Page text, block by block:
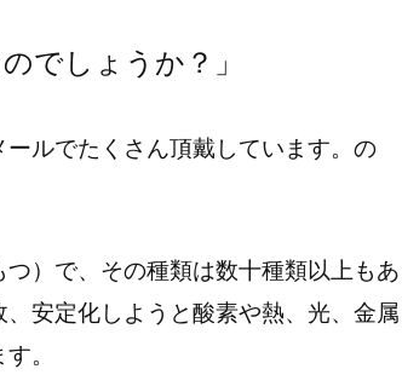
でしょうか？」
ルでたくさん頂戴しています。の
）で、その種類は数十種類以上もあ
安定化しようと酸素や熱、光、金属
。